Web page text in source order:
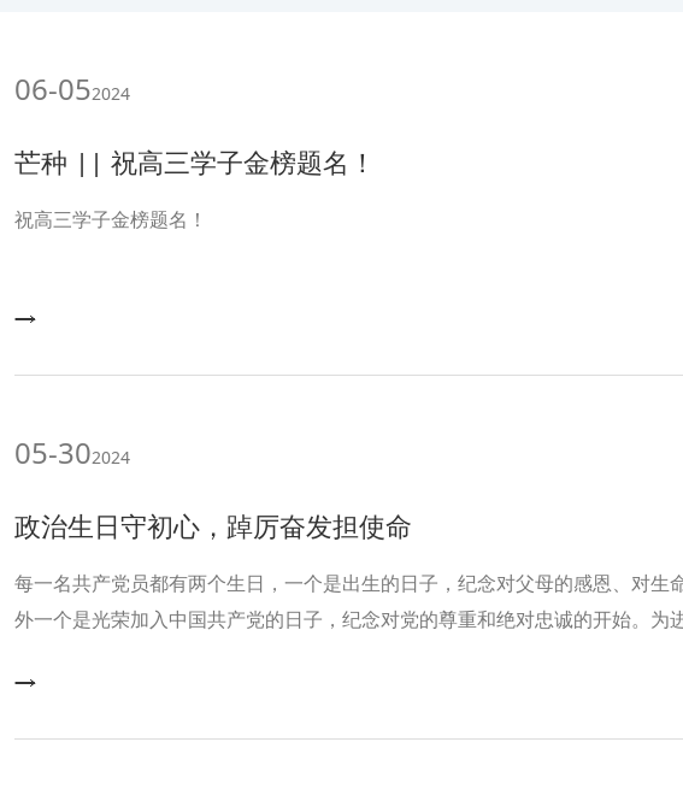
06-052024
芒种 || 祝高三学子金榜题名！
祝高三学子金榜题名！
05-302024
政治生日守初心，踔厉奋发担使命
每一名共产党员都有两个生日，一个是出生的日子，纪念对父母的感恩、对生
外一个是光荣加入中国共产党的日子，纪念对党的尊重和绝对忠诚的开始。为
办集体“政治生日”活动。